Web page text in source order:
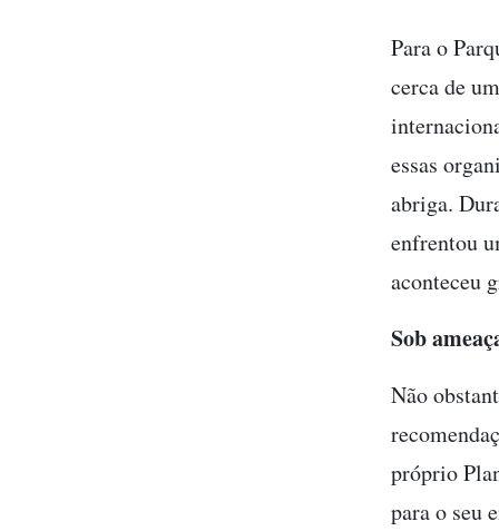
Para o
cerca de
essas
abriga.
enfrentou
aconteceu
Sob
Não
próprio
para o seu